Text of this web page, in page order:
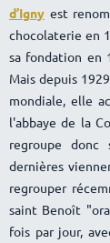
d’Igny est
chocolaterie en
sa fondation en
Mais depuis
mondiale, elle
l'abbaye de la
regroupe donc
dernières
regrouper
saint Benoît
fois par jour,